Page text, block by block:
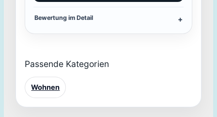
Bewertung im Detail
Passende Kategorien
Wohnen